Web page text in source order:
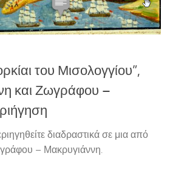
του Μισολογγίου”,
και Ζωγράφου –
διαδραστικά σε μια από
– Μακρυγιάννη.